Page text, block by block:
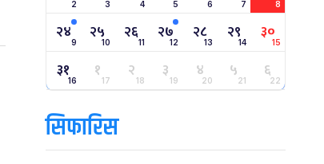
2 3 4 5 6 7 8
२४9 २५10 २६11 २७12 २८13 २९14 ३०15
३१16 १17 २18 ३19 ४20 ५21 ६22
सिफारिस